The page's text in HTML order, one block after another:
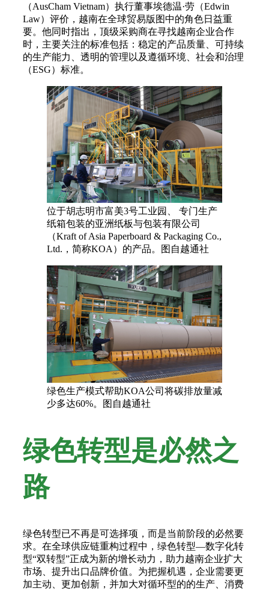
（AusCham Vietnam）执行董事埃德温·劳（Edwin
Law）评价，越南在全球贸易版图中的角色日益重
要。他同时指出，顶级采购商在寻找越南企业合作
时，主要关注的标准包括：稳定的产品质量、可持续
的生产能力、透明的管理以及遵循环境、社会和治理
（ESG）标准。
位于胡志明市富美3号工业园、 专门生产
纸箱包装的亚洲纸板与包装有限公司
（Kraft of Asia Paperboard & Packaging Co.,
Ltd.，简称KOA）的产品。图自越通社
绿色生产模式帮助KOA公司将碳排放量减
少多达60%。图自越通社
绿色转型是必然之
路
绿色转型已不再是可选择项，而是当前阶段的必然要
求。在全球供应链重构过程中，绿色转型—数字化转
型“双转型”正成为新的增长动力，助力越南企业扩大
市场、提升出口品牌价值。为把握机遇，企业需要更
加主动、更加创新，并加大对循环型的的生产、消费